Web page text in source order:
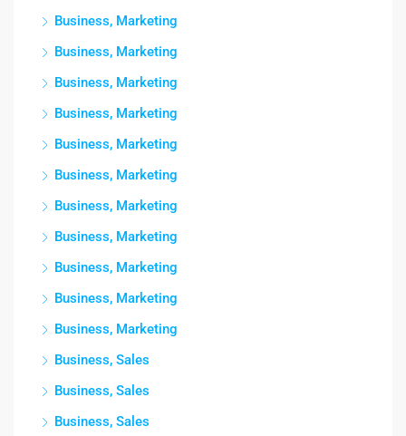
Business, Marketing
Business, Marketing
Business, Marketing
Business, Marketing
Business, Marketing
Business, Marketing
Business, Marketing
Business, Marketing
Business, Marketing
Business, Marketing
Business, Marketing
Business, Sales
Business, Sales
Business, Sales